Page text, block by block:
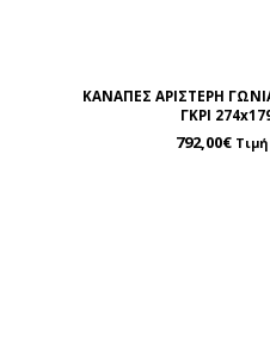
ΚΑΝΑΠΕΣ ΑΡΙΣΤΕΡΗ
ΓΚΡΙ
792,00€